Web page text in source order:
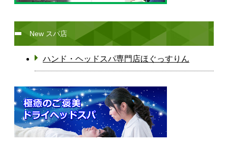
New スパ店
ハンド・ヘッドスパ専門店ほぐっすりん